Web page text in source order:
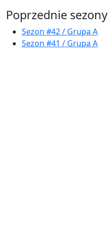
Poprzednie sezony
Sezon #42 / Grupa A
Sezon #41 / Grupa A